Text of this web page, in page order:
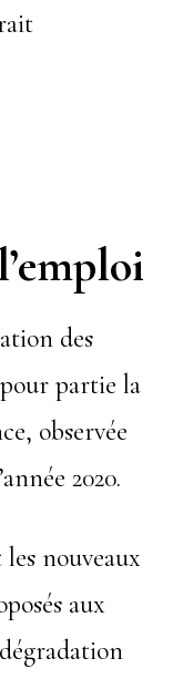
des
partie la
observée
2020.
nouveaux
aux